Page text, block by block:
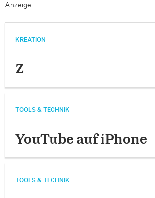
Anzeige
KREATION
Z
TOOLS & TECHNIK
YouTube auf iPhone
TOOLS & TECHNIK